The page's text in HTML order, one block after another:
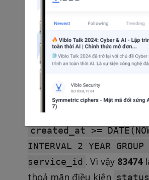
performance
tốt nhất.
này,
MySQL sẽ xem cácindex
possible_keysvà tự chọn
cho câu query đó là
nghĩa rằng là, MySQL sẽ
thỏa mãn điều kiện
theo index idx_status, từ
sẽ lọc ra những bản ghi
created_at >=
INTERVAL 2 YEAR GROUP
service_id . Vì vậy 83474
thoả mãn điều kiện